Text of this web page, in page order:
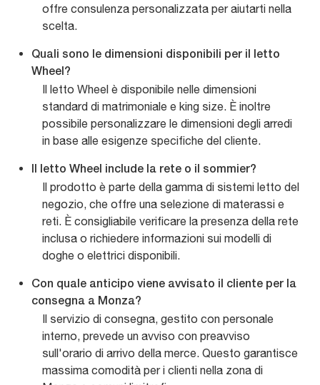
offre consulenza personalizzata per aiutarti nella
scelta.
Quali sono le dimensioni disponibili per il letto
Wheel?
Il letto Wheel è disponibile nelle dimensioni
standard di matrimoniale e king size. È inoltre
possibile personalizzare le dimensioni degli arredi
in base alle esigenze specifiche del cliente.
Il letto Wheel include la rete o il sommier?
Il prodotto è parte della gamma di sistemi letto del
negozio, che offre una selezione di materassi e
reti. È consigliabile verificare la presenza della rete
inclusa o richiedere informazioni sui modelli di
doghe o elettrici disponibili.
Con quale anticipo viene avvisato il cliente per la
consegna a Monza?
Il servizio di consegna, gestito con personale
interno, prevede un avviso con preavviso
sull'orario di arrivo della merce. Questo garantisce
massima comodità per i clienti nella zona di